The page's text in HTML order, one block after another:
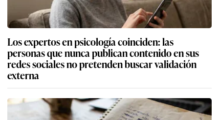
Los expertos en psicología coinciden: las
personas que nunca publican contenido en sus
redes sociales no pretenden buscar validación
externa